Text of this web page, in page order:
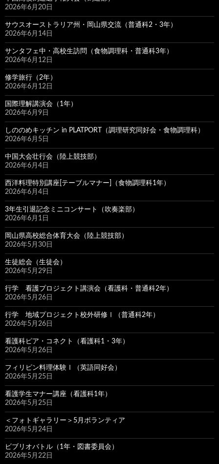
2026年6月20日
サウスオーストラリア州・岡山県交流（普通科2・3年）
2026年6月14日
サンタフェ中・高校生訪問（食物調理科・普通科3年）
2026年6月12日
修学旅行（2年）
2026年6月12日
国際理解講演会（1年）
2026年6月9日
しののめキッチン in PLATPORT（調理研究同好会・食物調理科）
2026年6月5日
中国大会壮行会（陸上競技部）
2026年6月4日
西洋料理特別講座[テーブルマナー]（食物調理科1年）
2026年6月4日
3年生引退記念ミニコンサート（吹奏楽部）
2026年6月1日
岡山県高校総合体育大会（陸上競技部）
2026年5月30日
生徒総会（生徒会）
2026年5月29日
行学 看護プロジェクト講演会（看護科・普通科2年）
2026年5月26日
行学 地域プロジェクト校外研修Ⅰ（普通科2年）
2026年5月26日
看護科ピア・コネクト（看護科1・3年）
2026年5月26日
フィリピン料理体験Ⅰ（英語同好会）
2026年5月25日
看護学生マナー講座（看護科1年）
2026年5月25日
＜フォトギャラリー＞5月ボランティア
2026年5月24日
ビブリオバトル（1年・図書委員会）
2026年5月22日